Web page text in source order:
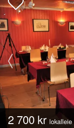
2 700 kr lokalleie